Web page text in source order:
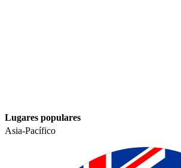
Lugares populares​​
Asia-Pacífico​​